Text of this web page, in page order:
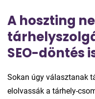
A hoszting
SEO-döntés
Sokan úgy választanak
elolvassák a tárhely-